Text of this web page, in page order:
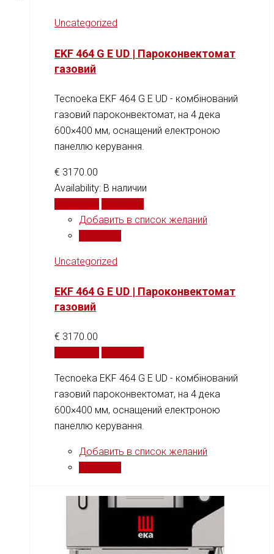
Uncategorized
EKF 464 G E UD | Пароконвектомат
газовий
Tecnoeka EKF 464 G E UD - комбінований
газовий пароконвектомат, на 4 дека
600×400 мм, оснащений електроною
панеллю керування.
€ 3170.00
Availability: В наличии
Добавить в список желаний
Uncategorized
EKF 464 G E UD | Пароконвектомат
газовий
€ 3170.00
Tecnoeka EKF 464 G E UD - комбінований
газовий пароконвектомат, на 4 дека
600×400 мм, оснащений електроною
панеллю керування.
Добавить в список желаний